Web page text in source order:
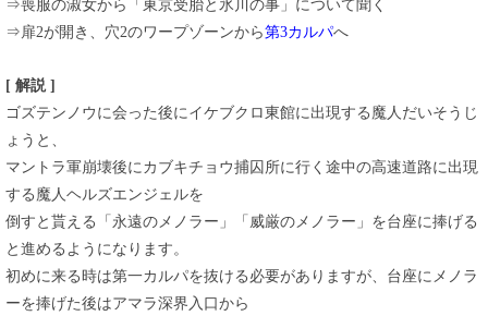
⇒喪服の淑女から「東京受胎と氷川の事」について聞く
⇒扉2が開き、穴2のワープゾーンから第3カルパへ
[ 解説 ]
ゴズテンノウに会った後にイケブクロ東館に出現する魔人だいそうじ
ょうと、
マントラ軍崩壊後にカブキチョウ捕囚所に行く途中の高速道路に出現
する魔人ヘルズエンジェルを
倒すと貰える「永遠のメノラー」「威厳のメノラー」を台座に捧げる
と進めるようになります。
初めに来る時は第一カルパを抜ける必要がありますが、台座にメノラ
ーを捧げた後はアマラ深界入口から